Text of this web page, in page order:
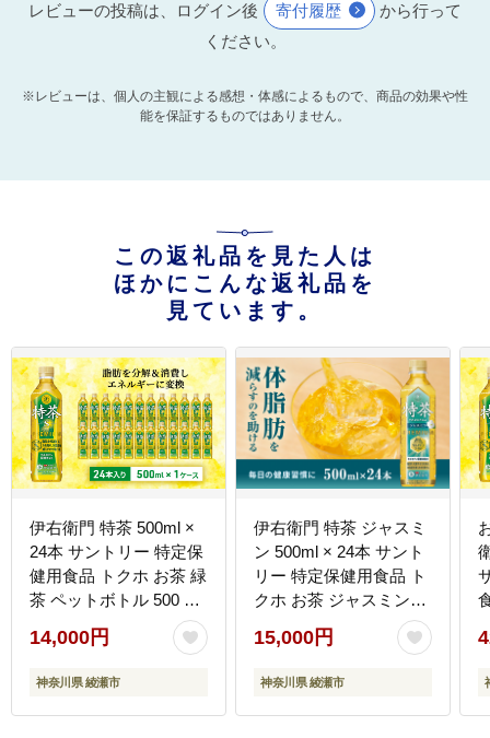
レビューの投稿は、ログイン後 寄付履歴
から行って
ください。
※レビューは、個人の主観による感想・体感によるもので、商品の効果や性
能を保証するものではありません。
この返礼品を見た人は
ほかにこんな返礼品を
見ています。
伊右衛門 特茶 500ml ×
24本 サントリー 特定保
健用食品 トクホ お茶 緑
茶 ペットボトル 500 茶
日本茶 国産 トクホ茶 飲
料 飲み物 ドリンク ペッ
トボトル飲料 箱 ケース
川 神奈川県 綾瀬市
14,000円
神奈川県 綾瀬市
伊右衛門 特茶 ジャスミ
ン 500ml × 24本 サント
リー 特定保健用食品 ト
クホ お茶 ジャスミン茶
ジャスミンティー ペッ
トボトル 500 茶 トクホ
茶 飲料 飲み物 ドリンク
ース 防災備蓄 脂肪 体脂
15,000円
神奈川県 綾瀬市